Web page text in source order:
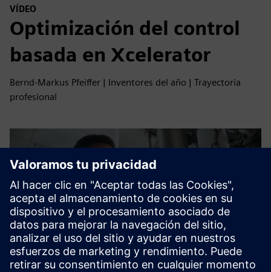
VÍDEO
Optimización del control
basada en Xcelerator
Bernd-Markus Pfeiffer | Inventores del año | Trayectoria
profesional
00:43
Play